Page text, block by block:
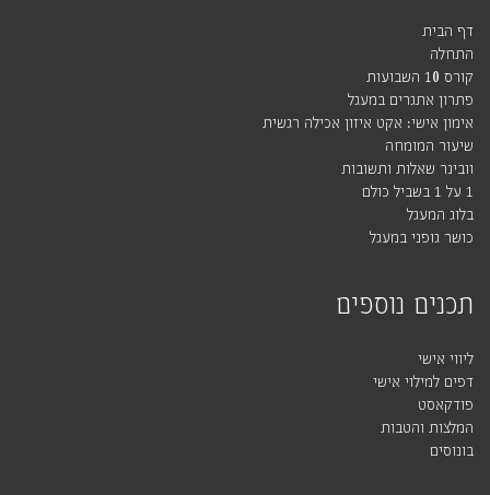
דף הבית
התחלה
קורס 10 השבועות
פתרון אתגרים במעגל
אימון אישי: אקט איזון אכילה רגשית
שיעור המומחה
וובינר שאלות ותשובות
1 על 1 בשביל כולם
בלוג המעגל
כושר גופני במעגל
תכנים נוספים
ליווי אישי
דפים למילוי אישי
פודקאסט
המלצות והטבות
בונוסים